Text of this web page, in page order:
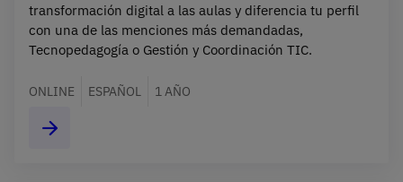
transformación digital a las aulas y diferencia tu perfil
con una de las menciones más demandadas,
Tecnopedagogía o Gestión y Coordinación TIC.
ONLINE ESPAÑOL 1 AÑO